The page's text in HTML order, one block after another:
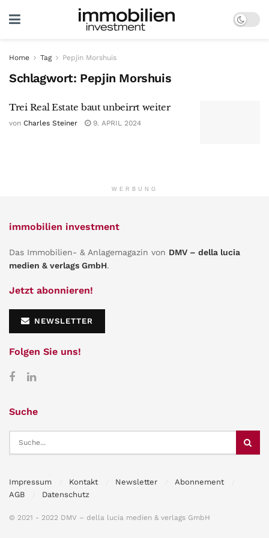
Home Tag Pepjin Morshuis
Schlagwort: Pepjin Morshuis
Trei Real Estate baut unbeirrt weiter
von Charles Steiner 9. APRIL 2024
WERBUNG
immobilien investment
Das Immobilien- & Anlagemagazin von DMV – della lucia
medien & verlags GmbH.
Jetzt abonnieren!
NEWSLETTER
Folgen Sie uns!
Suche
Impressum Kontakt Newsletter
Abonnement
AGB
Datenschutz
© 2021 - 2022 DMV – della lucia medien & verlags GmbH